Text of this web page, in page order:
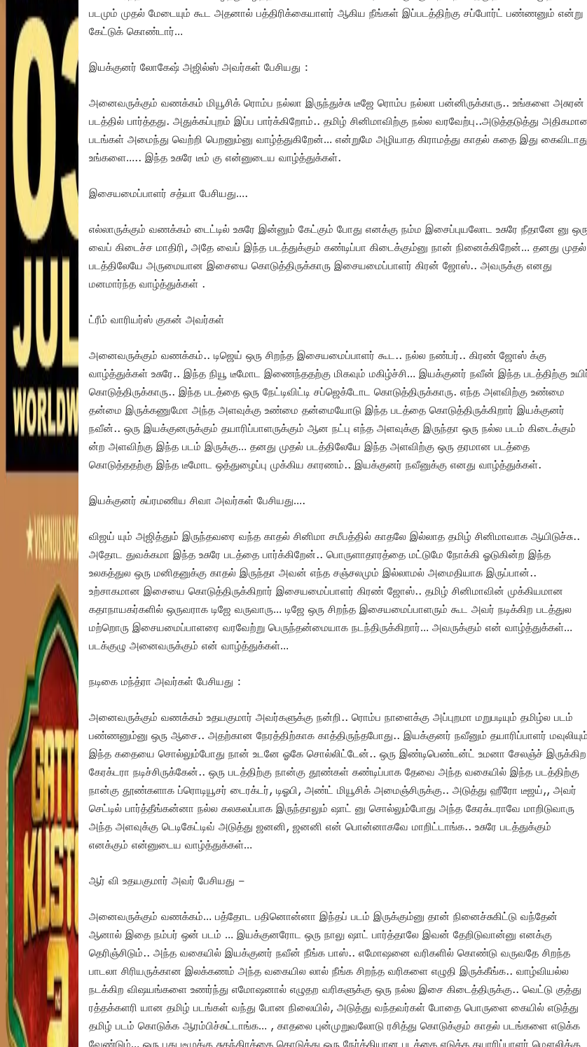
படமும் முதல் மேடையும் கூட அதனால் பத்திரிக்கையாளர் ஆகிய நீங்கள் இப்படத்திற்கு சப்போர்ட் பண்ணனும் என்று
கேட்டுக் கொண்டார்…
இயக்குனர் லோகேஷ் அஜில்ஸ் அவர்கள் பேசியது :
அனைவருக்கும் வணக்கம் மியூசிக் ரொம்ப நல்லா இருந்துச்சு டீஜே ரொம்ப நல்லா பன்னிருக்காரு.. உங்களை அசுரன்
படத்தில் பார்த்தது. அதுக்கப்புறம் இப்ப பார்க்கிறோம்.. தமிழ் சினிமாவிற்கு நல்ல வரவேற்பு..அடுத்தடுத்து
படங்கள் அமைந்து வெற்றி பெறனும்னு வாழ்த்துகிறேன்… என்றுமே அழியாத கிராமத்து காதல் கதை இது கைவிடாது
உங்களை….. இந்த உசுரே டீம் கு என்னுடைய வாழ்த்துக்கள்.
இசையமைப்பாளர் சத்யா பேசியது….
எல்லாருக்கும் வணக்கம் டைட்டில் உசுரே இன்னும் கேட்கும் போது எனக்கு நம்ம இசைப்புயலோட உசுரே நீதானே னு
வைப் கிடைச்ச மாதிரி, அதே வைப் இந்த படத்துக்கும் கண்டிப்பா கிடைக்கும்னு நான் நினைக்கிறேன்… தனது முதல்
படத்திலேயே அருமையான இசையை கொடுத்திருக்காரு இசையமைப்பாளர் கிரன் ஜோஸ்.. அவருக்கு எனது
மனமார்ந்த வாழ்த்துக்கள் .
ட்ரீம் வாரியர்ஸ் குகன் அவர்கள்
அனைவருக்கும் வணக்கம்.. டிஜெய் ஒரு சிறந்த இசையமைப்பாளர் கூட.. நல்ல நண்பர்.. கிரண் ஜோஸ் க்கு
வாழ்த்துக்கள் உசுரே.. இந்த நியூ டீமோட இணைந்ததற்கு மிகவும் மகிழ்ச்சி… இயக்குனர் நவீன் இந்த படத்திற்கு
கொடுத்திருக்காரு.. இந்த படத்தை ஒரு நேட்டிவிட்டி சப்ஜெக்டோட கொடுத்திருக்காரு. எந்த அளவிற்கு உண்மை
தன்மை இருக்கணுமோ அந்த அளவுக்கு உண்மை தன்மையோடு இந்த படத்தை கொடுத்திருக்கிறார் இயக்குனர்
நவீன்.. ஒரு இயக்குனருக்கும் தயாரிப்பாளருக்கும் ஆன நட்பு எந்த அளவுக்கு இருந்தா ஒரு நல்ல படம் கிடைக்கும்
ன்ற அளவிற்கு இந்த படம் இருக்கு… தனது முதல் படத்திலேயே இந்த அளவிற்கு ஒரு தரமான படத்தை
கொடுத்ததற்கு இந்த டீமோட ஒத்துழைப்பு முக்கிய காரணம்.. இயக்குனர் நவீனுக்கு எனது வாழ்த்துக்கள்.
இயக்குனர் சுப்ரமணிய சிவா அவர்கள் பேசியது….
விஜய் யும் அஜித்தும் இருந்தவரை வந்த காதல் சினிமா சமீபத்தில் காதலே இல்லாத தமிழ் சினிமாவாக ஆயிடுச்சு..
அதோட துவக்கமா இந்த உசுரே படத்தை பார்க்கிறேன்.. பொருளாதாரத்தை மட்டுமே நோக்கி ஓடுகின்ற இந்த
உலகத்துல ஒரு மனிதனுக்கு காதல் இருந்தா அவன் எந்த சஞ்சலமும் இல்லாமல் அமைதியாக இருப்பான்..
உற்சாகமான இசையை கொடுத்திருக்கிறார் இசையமைப்பாளர் கிரண் ஜோஸ்.. தமிழ் சினிமாவின் முக்கியமான
கதாநாயகர்களில் ஒருவராக டிஜே வருவாரு… டிஜே ஒரு சிறந்த இசையமைப்பாளரும் கூட அவர் நடிக்கிற படத்துல
மற்றொரு இசையமைப்பாளரை வரவேற்று பெருந்தன்மையாக நடந்திருக்கிறார்… அவருக்கும் என் வாழ்த்துக்கள்…
படக்குழு அனைவருக்கும் என் வாழ்த்துக்கள்…
நடிகை மந்த்ரா அவர்கள் பேசியது :
அனைவருக்கும் வணக்கம் உதயகுமார் அவர்களுக்கு நன்றி.. ரொம்ப நாளைக்கு அப்புறமா மறுபடியும் தமிழ்ல படம்
பண்ணனும்னு ஒரு ஆசை.. அதற்கான நேரத்திற்காக காத்திருந்தபோது.. இயக்குனர் நவீனும் தயாரிப்பாளர் மவுலியும்
இந்த கதையை சொல்லும்போது நான் உடனே ஓகே சொல்லிட்டேன்.. ஒரு இண்டிபெண்டன்ட் உமனா சேலஞ்ச் இருக்கிற
கேரக்டரா நடிச்சிருக்கேன்.. ஒரு படத்திற்கு நான்கு தூண்கள் கண்டிப்பாக தேவை அந்த வகையில் இந்த படத்திற்கு
நான்கு தூண்களாக ப்ரொடியூசர் டைரக்டர், டிஓபி, அண்ட் மியூசிக் அமைஞ்சிருக்கு.. அடுத்து ஹீரோ டீஜய்,, அவர்
செட்டில் பார்த்தீங்கன்னா நல்ல கலகலப்பாக இருந்தாலும் ஷாட் னு சொல்லும்போது அந்த கேரக்டராவே மாறிடுவாரு
அந்த அளவுக்கு டெடிகேட்டிவ் அடுத்து ஜனனி, ஜனனி என் பொன்னாகவே மாறிட்டாங்க.. உசுரே படத்துக்கும்
எனக்கும் என்னுடைய வாழ்த்துக்கள்…
ஆர் வி உதயகுமார் அவர் பேசியது –
அனைவருக்கும் வணக்கம்… பத்தோட பதினொன்னா இந்தப் படம் இருக்கும்னு தான் நினைச்சுகிட்டு வந்தேன்
ஆனால் இதை நம்பர் ஒன் படம் … இயக்குனரோட ஒரு நாலு ஷாட் பார்த்தாலே இவன் தேறிடுவான்னு எனக்கு
தெரிஞ்சிடும்.. அந்த வகையில் இயக்குனர் நவீன் நீங்க பாஸ்.. எமோஷனை வரிகளில் கொண்டு வருவதே சிறந்த
பாடலா சிரியருக்கான இலக்கணம் அந்த வகையில லால் நீங்க சிறந்த வரிகளை எழுதி இருக்கீங்க.. வாழ்வியல்ல
நடக்கிற விஷயங்களை உணர்ந்து எமோஷனால் எழுதற வரிகளுக்கு ஒரு நல்ல இசை கிடைத்திருக்கு.. வெட்டு குத்து
ரத்தக்களரி யான தமிழ் படங்கள் வந்து போன நிலையில், அடுத்து வந்தவர்கள் போதை பொருளை கையில் எடுத்து
தமிழ் படம் கொடுக்க ஆரம்பிச்சுட்டாங்க… , காதலை புன்முறுவலோடு ரசித்து கொடுக்கும் காதல் படங்களை எடுக்க
வேண்டும்… ஒரு புது டீமுக்கு சுதந்திரத்தை கொடுத்து ஒரு நேர்த்தியான படத்தை எடுத்த தயாரிப்பாளர் மௌலிக்கு